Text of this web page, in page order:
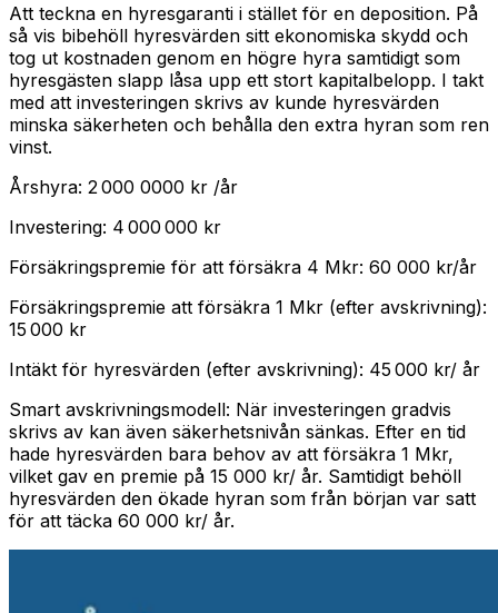
Att teckna en hyresgaranti i stället för en deposition. På
så vis bibehöll hyresvärden sitt ekonomiska skydd och
tog ut kostnaden genom en högre hyra samtidigt som
hyresgästen slapp låsa upp ett stort kapitalbelopp. I takt
med att investeringen skrivs av kunde hyresvärden
minska säkerheten och behålla den extra hyran som ren
vinst.
Årshyra: 2 000 0000 kr /år
Investering: 4 000 000 kr
Försäkringspremie för att försäkra 4 Mkr: 60 000 kr/år
Försäkringspremie att försäkra 1 Mkr (efter avskrivning):
15 000 kr
Intäkt för hyresvärden (efter avskrivning): 45 000 kr/ år
Smart avskrivningsmodell: När investeringen gradvis
skrivs av kan även säkerhetsnivån sänkas. Efter en tid
hade hyresvärden bara behov av att försäkra 1 Mkr,
vilket gav en premie på 15 000 kr/ år. Samtidigt behöll
hyresvärden den ökade hyran som från början var satt
för att täcka 60 000 kr/ år.